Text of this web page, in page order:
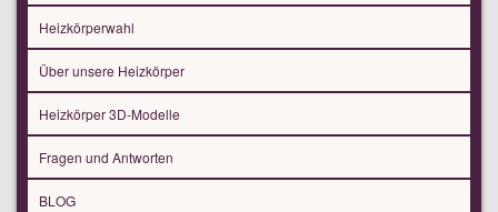
Heizkörperwahl
Über unsere Heizkörper
Heizkörper 3D-Modelle
Fragen und Antworten
BLOG